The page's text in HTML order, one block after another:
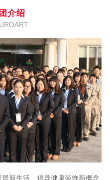
介绍
新生活、倡导健康装饰新概念